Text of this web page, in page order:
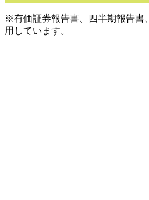
※有価証券報告書、四半期報告書
用しています。